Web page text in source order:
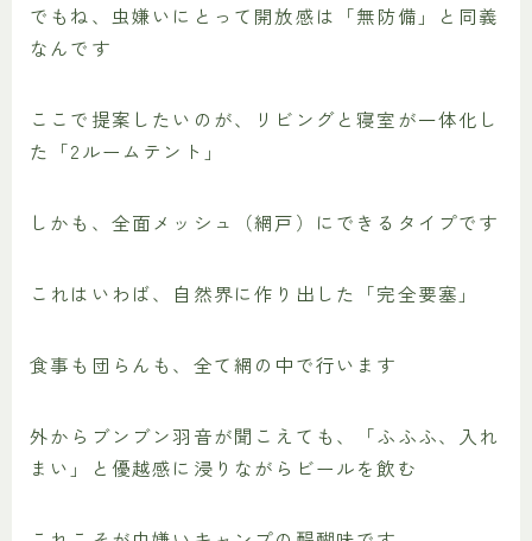
でもね、虫嫌いにとって開放感は「無防備」と同義
なんです
ここで提案したいのが、リビングと寝室が一体化し
た「2ルームテント」
しかも、全面メッシュ（網戸）にできるタイプです
これはいわば、自然界に作り出した「完全要塞」
食事も団らんも、全て網の中で行います
外からブンブン羽音が聞こえても、「ふふふ、入れ
まい」と優越感に浸りながらビールを飲む